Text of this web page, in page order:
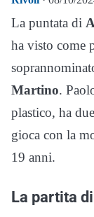
La puntata di
ha visto come
Martino.
plastico, ha
gioca con la
19 anni.
La partita